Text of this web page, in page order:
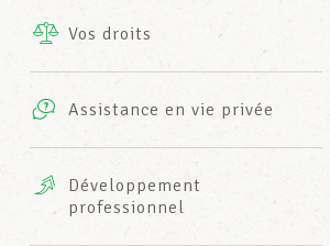
INFO-CENTER
Vos droits
Assistance en vie privée
complémentaires
AXA
Développement
professionnel